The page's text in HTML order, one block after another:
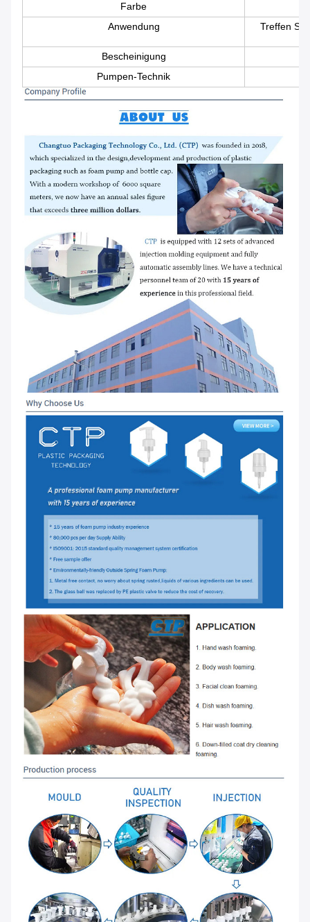
Farbe
Anwendung
Treffen
Bescheinigung
Pumpen-Technik